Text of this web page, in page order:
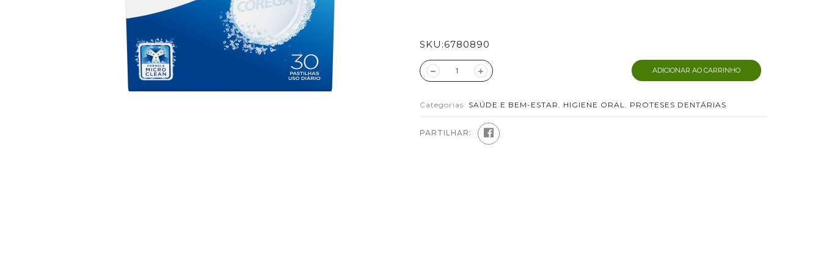
SKU:6780890
ADICIONAR AO CARRINHO
Categorias: SAÚDE E BEM-ESTAR , HIGIENE ORAL, PROTESES DENTÁRIAS
PARTILHAR: